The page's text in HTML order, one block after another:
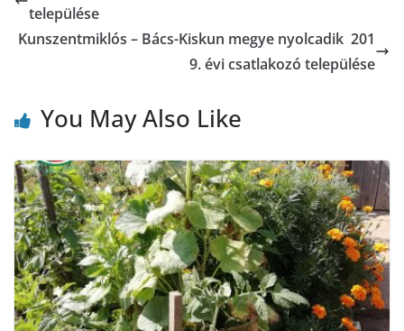
települése
Kunszentmiklós – Bács-Kiskun megye nyolcadik 201
9. évi csatlakozó települése
You May Also Like